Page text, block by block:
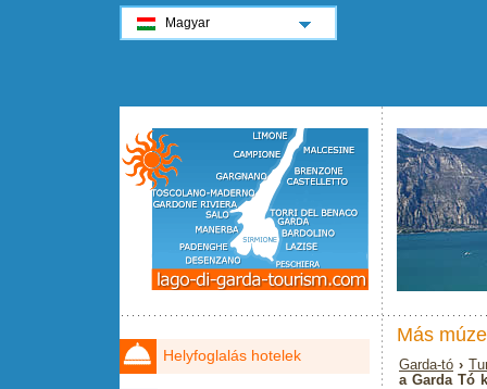
Más
Garda-tó ›
a Garda Tó
Helyfoglalás hotelek
Magyar